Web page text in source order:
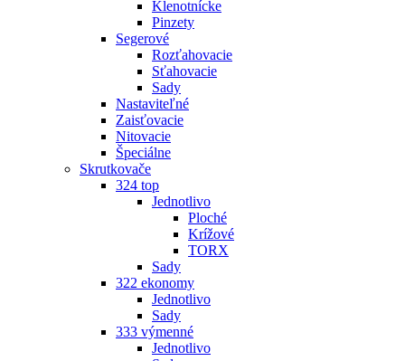
Klenotnícke
Pinzety
Segerové
Rozťahovacie
Sťahovacie
Sady
Nastaviteľné
Zaisťovacie
Nitovacie
Špeciálne
Skrutkovače
324 top
Jednotlivo
Ploché
Krížové
TORX
Sady
322 ekonomy
Jednotlivo
Sady
333 výmenné
Jednotlivo